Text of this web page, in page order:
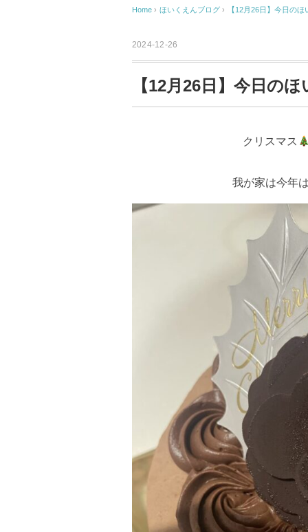
Home › ほいくえんブログ › 【12月26日】今日のほ
2024-12-26
【12月26日】今日の
クリスマス
我が家は今年